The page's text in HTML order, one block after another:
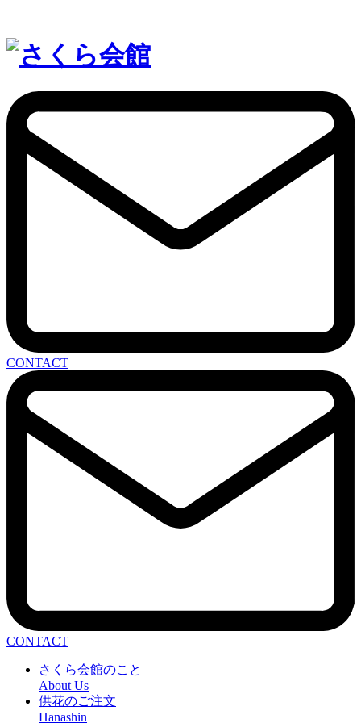
CONTACT
CONTACT
さくら会館のこと
About Us
供花のご注文
Hanashin